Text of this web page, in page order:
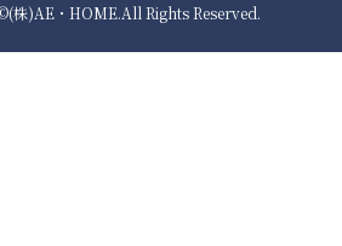
株)AE・HOME.All Rights Reserved.